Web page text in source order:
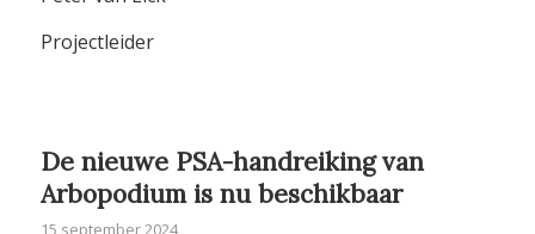
Projectleider
De nieuwe PSA-handreiking van
Arbopodium is nu beschikbaar
15 september 2024